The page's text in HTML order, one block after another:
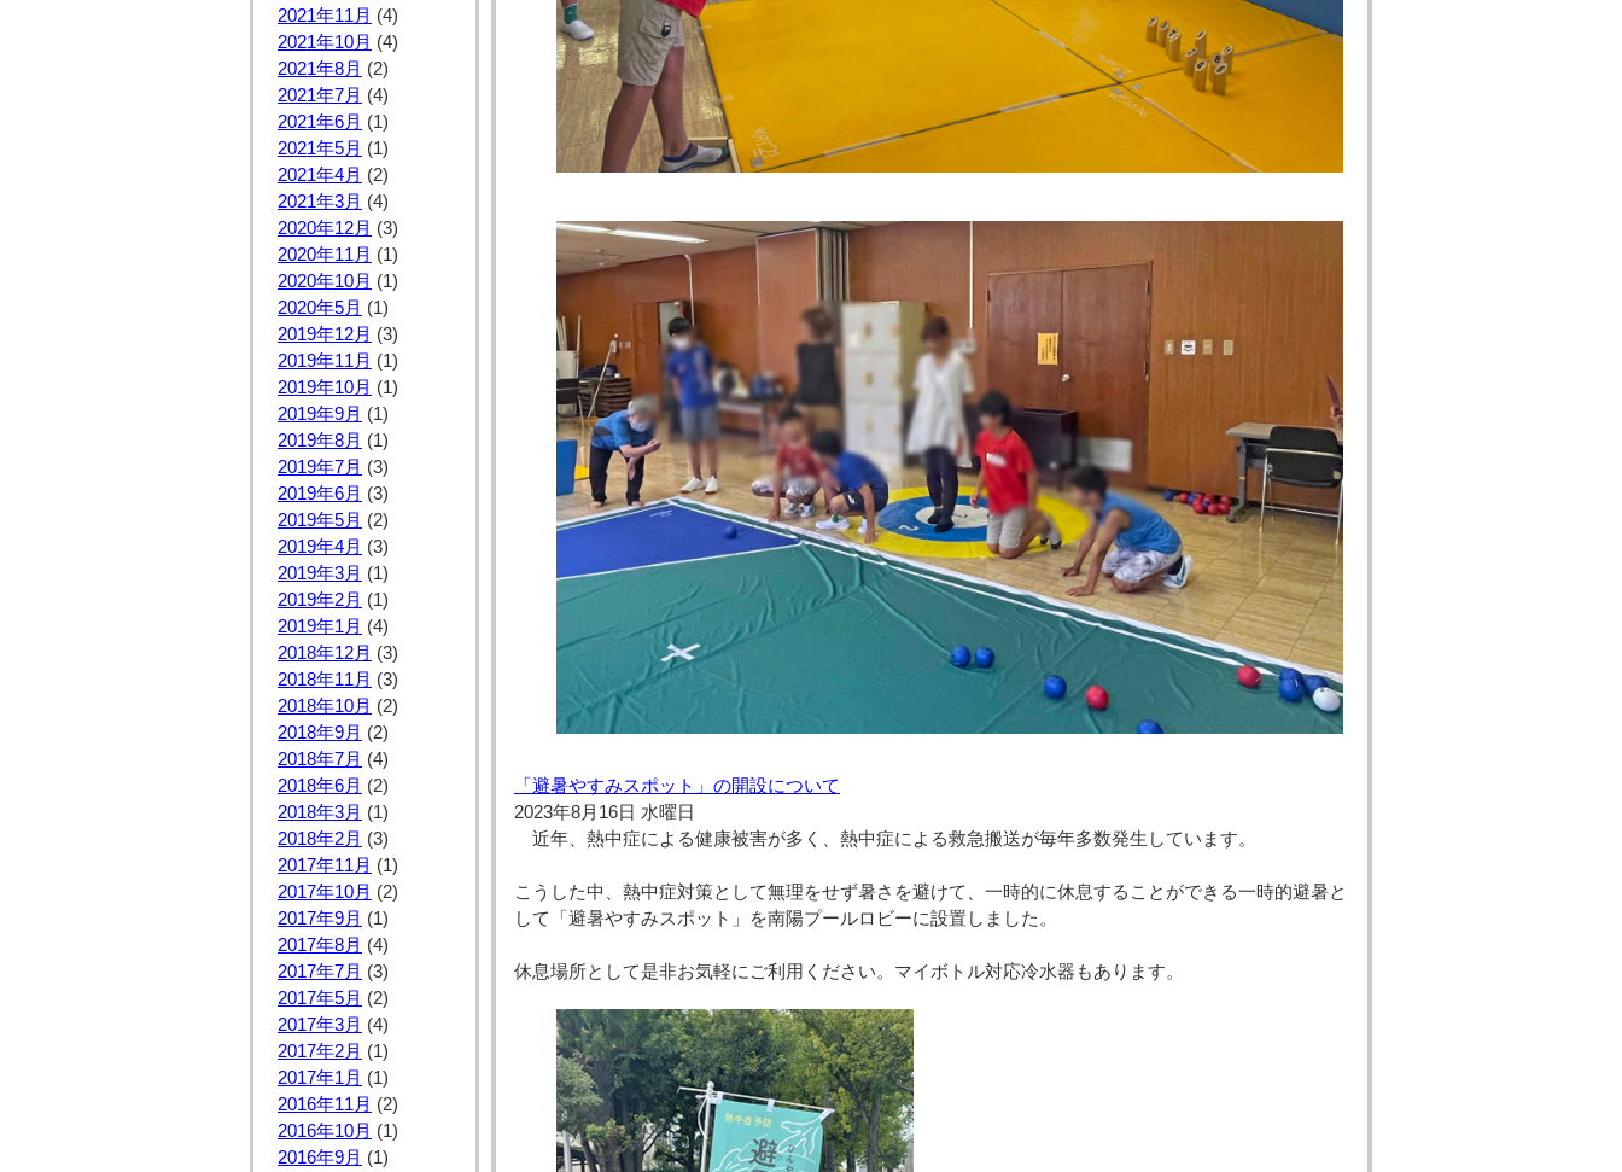
2021年11月 (4)
2021年10月 (4)
2021年8月 (2)
2021年7月 (4)
2021年6月 (1)
2021年5月 (1)
2021年4月 (2)
2021年3月 (4)
2020年12月 (3)
2020年11月 (1)
2020年10月 (1)
2020年5月 (1)
2019年12月 (3)
2019年11月 (1)
2019年10月 (1)
2019年9月 (1)
2019年8月 (1)
2019年7月 (3)
2019年6月 (3)
2019年5月 (2)
2019年4月 (3)
2019年3月 (1)
2019年2月 (1)
2019年1月 (4)
2018年12月 (3)
2018年11月 (3)
2018年10月 (2)
2018年9月 (2)
2018年7月 (4)
2018年6月 (2)
2018年3月 (1)
2018年2月 (3)
2017年11月 (1)
2017年10月 (2)
2017年9月 (1)
2017年8月 (4)
2017年7月 (3)
2017年5月 (2)
2017年3月 (4)
2017年2月 (1)
2017年1月 (1)
2016年11月 (2)
2016年10月 (1)
2016年9月 (1)
「避暑やすみスポット」の開設について
2023年8月16日 水曜日
近年、熱中症による健康被害が多く、熱中症による救急搬送が毎年多数発生しています。
こうした中、熱中症対策として無理をせず暑さを避けて、一時的に休息することができる一時的避暑と
して「避暑やすみスポット」を南陽プールロビーに設置しました。
休息場所として是非お気軽にご利用ください。マイボトル対応冷水器もあります。